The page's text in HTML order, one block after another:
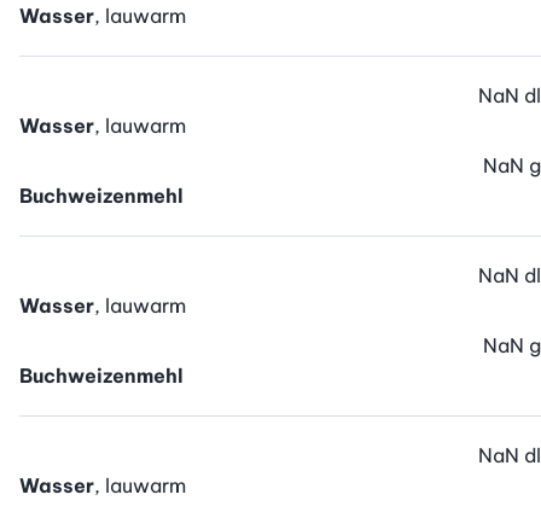
Wasser, lauwarm
Wasser, lauwarm
NaN dl
Buchweizenmehl
NaN g
Wasser, lauwarm
NaN dl
Buchweizenmehl
NaN g
Wasser, lauwarm
NaN dl